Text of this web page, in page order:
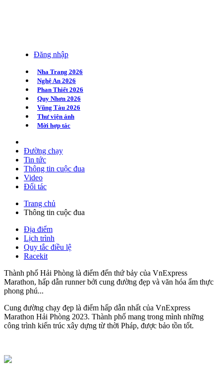
Đăng nhập
Nha Trang 2026
Nghệ An 2026
Phan Thiết 2026
Quy Nhơn 2026
Vũng Tàu 2026
Thư viện ảnh
Mời hợp tác
Đường chạy
Tin tức
Thông tin cuộc đua
Video
Đối tác
Trang chủ
Thông tin cuộc đua
Địa điểm
Lịch trình
Quy tắc điều lệ
Racekit
Thành phố Hải Phòng là điểm đến thứ bảy của VnExpress
Marathon, hấp dẫn runner bởi cung đường đẹp và văn hóa ẩm thực
phong phú...
Cung đường chạy đẹp là điểm hấp dẫn nhất của VnExpress
Marathon Hải Phòng 2023. Thành phố mang trong mình những
công trình kiến trúc xây dựng từ thời Pháp, được bảo tồn tốt.